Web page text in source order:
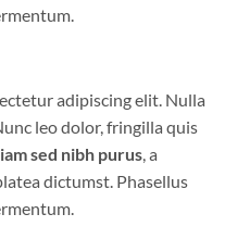
adipiscing elit. Nulla
leo dolor, fringilla quis
sed nibh purus, a
dictumst. Phasellus